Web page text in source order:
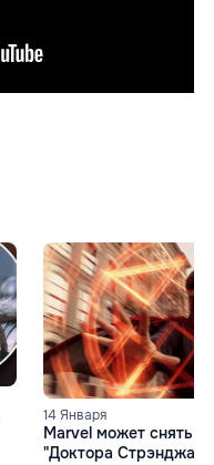
14 Января
Marvel может снять
"Доктора Стрэнджа"